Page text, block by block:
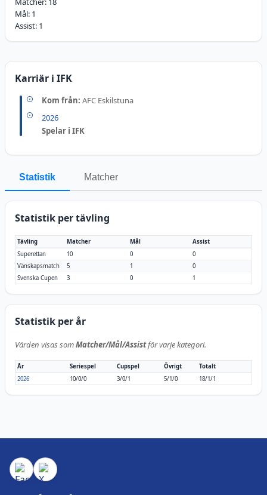
Mål: 1
Assist: 1
Karriär i IFK
Kom från: AFC Eskilstuna
2026
Spelar i IFK
Statistik Matcher
Statistik per tävling
Tävling Matcher Mål
Assist
Superettan
10 0
0
Vänskapsmatch
5 1
0
Svenska Cupen
3 0 1
Statistik per år
Värden visas somMatcher/Mål/Assistför varje kategori.
År Seriespel Cupspel Övrigt
Totalt
2026
10/0/0 3/0/1 5/1/0 18/1/1